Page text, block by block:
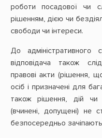
роботи посадової чи
рішенням, дією чи
свободи чи інтереси.
До адміністративного
відповідача також
правові акти (рішення,
осіб і призначені для
також рішення, дій чи
(вчинені, допущені) не
безпосередньо